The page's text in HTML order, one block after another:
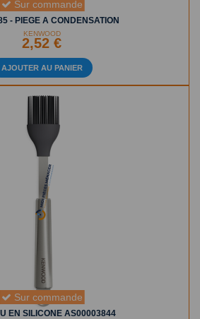
Sur commande
- PIEGE A CONDENSATION
KENWOOD
2,52 €
AJOUTER AU PANIER
Sur commande
EN SILICONE AS00003844